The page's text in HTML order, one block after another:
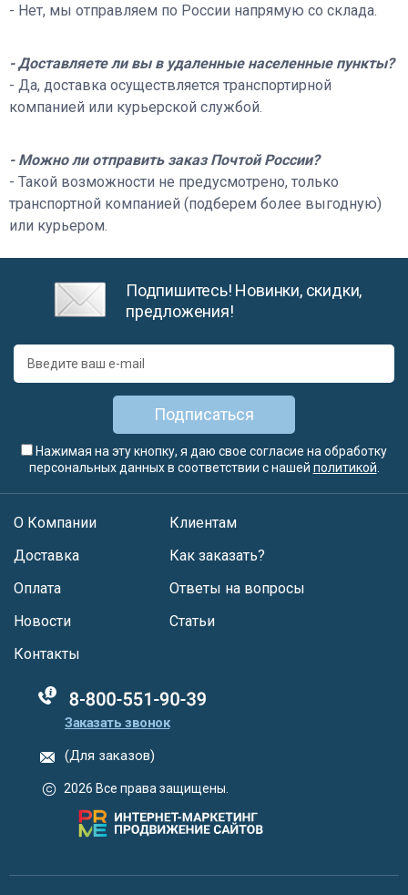
- Нет, мы отправляем по России напрямую со склада.
- Доставляете ли вы в удаленные населенные пункты?
- Да, доставка осуществляется транспортирной
компанией или курьерской службой.
- Можно ли отправить заказ Почтой России?
- Такой возможности не предусмотрено, только
транспортной компанией (подберем более выгодную)
или курьером.
Подпишитесь! Новинки, скидки,
предложения!
Подписаться
Нажимая на эту кнопку, я даю свое согласие на обработку
персональных данных в соответствии с нашей политикой
О Компании
Доставка
Оплата
Новости
Клиентам
Как заказать?
Ответы на вопросы
Статьи
Контакты
88005555550
Заказать звонок
(Для заказов)
2026 Все права защищены.